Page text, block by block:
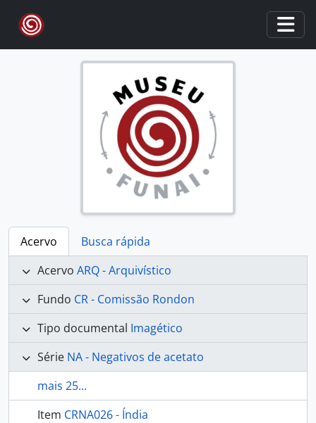
Skip to main content
Acervo
Busca rápida
Acervo ARQ - Arquivístico
Fundo CR - Comissão Rondon
Tipo documental Imagético
Série NA - Negativos de acetato
mais 25...
Item CRNA026 - Índia